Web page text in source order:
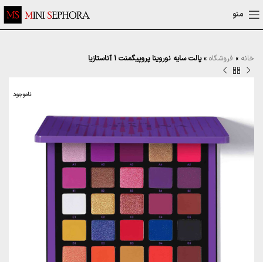
منو
خانه » فروشگاه »پالت سایه نوروینا پروپیگمنت 1 آناستازیا
ناموجود